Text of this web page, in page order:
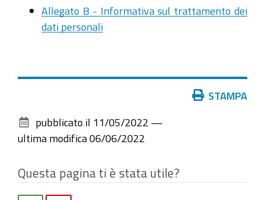
Allegato B - Informativa sul trattamento dei
dati personali
documento
STAMPA
pubblicato il 11/05/2022 —
ultima modifica 06/06/2022
Questa pagina ti è stata utile?